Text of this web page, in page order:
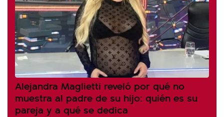
Alejandra Maglietti reveló por qué no
muestra al padre de su hijo: quién es su
pareja y a qué se dedica